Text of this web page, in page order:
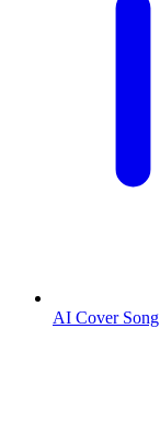
AI Cover Song